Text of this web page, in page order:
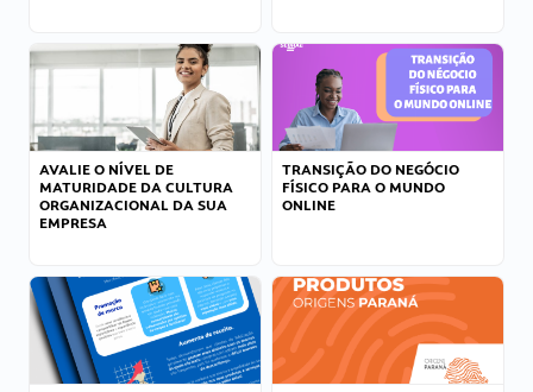
AVALIE O NÍVEL DE
MATURIDADE DA CULTURA
ORGANIZACIONAL DA SUA
EMPRESA
TRANSIÇÃO DO NEGÓCIO
FÍSICO PARA O MUNDO
ONLINE